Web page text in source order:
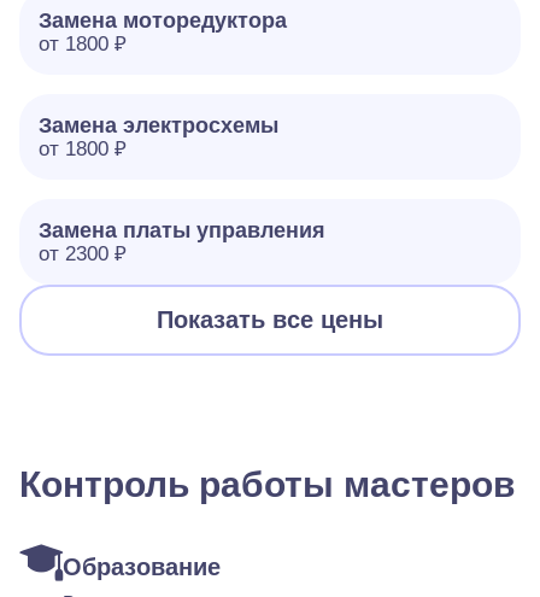
Замена моторедуктора
от 1800 ₽
Замена электросхемы
от 1800 ₽
Замена платы управления
от 2300 ₽
Показать все цены
Контроль работы мастеров
Образование